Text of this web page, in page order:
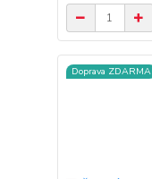
Doprava ZDARMA